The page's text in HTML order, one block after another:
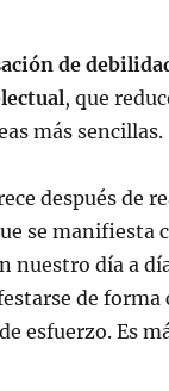
de
, que
más sencillas.
después de
se manifiesta
nuestro día a
de forma
esfuerzo. Es